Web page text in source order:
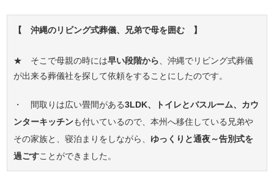
【 沖縄のリビング式葬儀、兄弟で母を囲む 】
★ そこで母親の時には早い段階から 、沖縄でリビング式葬儀
が出来る葬儀社を探して依頼をすることにしたのです。
・ 間取りは広い畳間がある3LDK、トイレとバスルーム、カウ
ンターキッチンも付いているので、本州へ移住している兄弟や
その家族と、寝泊まりをしながら、 ゆっくりと通夜～告別式を
過ごすことができました。